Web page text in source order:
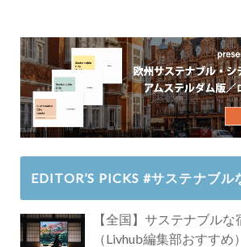
EDITOR’S PICKS #サステナブル
【全国】サステナブル
（Livhub編集部おすすめ）